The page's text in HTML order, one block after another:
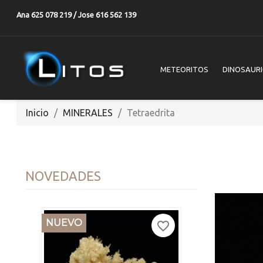
Ana 625 078 219 / Jose 616 562 139
METEORITOS
Inicio MINERALES Tetraedrita
NOVEDADES
NUEVO favorite_border